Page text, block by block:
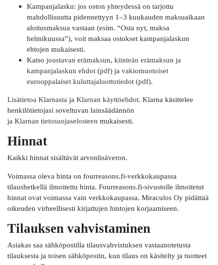
Kampanjalasku: jos oston yhteydessä on tarjottu
mahdollisuutta pidennettyyn 1–3 kuukauden maksuaikaan
aloitusmaksua vastaan (esim. “Osta nyt, maksa
helmikuussa”), voit maksaa ostokset kampanjalaskun
ehtojen mukaisesti.
Katso joustavan erämaksun, kiinteän erämaksun ja
kampanjalaskun ehdot (pdf) ja vakiomuotoiset
eurooppalaiset kuluttajaluottotiedot (pdf).
Lisätietoa Klarnasta ja Klarnan käyttöehdot. Klarna käsittelee
henkilötietojasi soveltuvan lainsäädännön
ja Klarnan tietosuojaselosteen mukaisesti.
Hinnat
Kaikki hinnat sisältävät arvonlisäveron.
Voimassa oleva hinta on fourreasons.fi-verkkokaupassa
tilaushetkellä ilmoitettu hinta. Fourreasons.fi-sivustolle ilmoitetut
hinnat ovat voimassa vain verkkokaupassa. Miraculos Oy pidättää
oikeuden virheellisesti kirjattujen hintojen korjaamiseen.
Tilauksen vahvistaminen
Asiakas saa sähköpostilla tilausvahvistuksen vastaanotetusta
tilauksesta ja toisen sähköpostin, kun tilaus on käsitelty ja tuotteet